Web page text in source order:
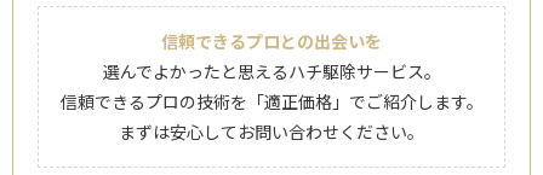
信頼できるプロとの出会いを
選んでよかったと思えるハチ駆除サービス。
信頼できるプロの技術を「適正価格」でご紹介します。
まずは安心してお問い合わせください。